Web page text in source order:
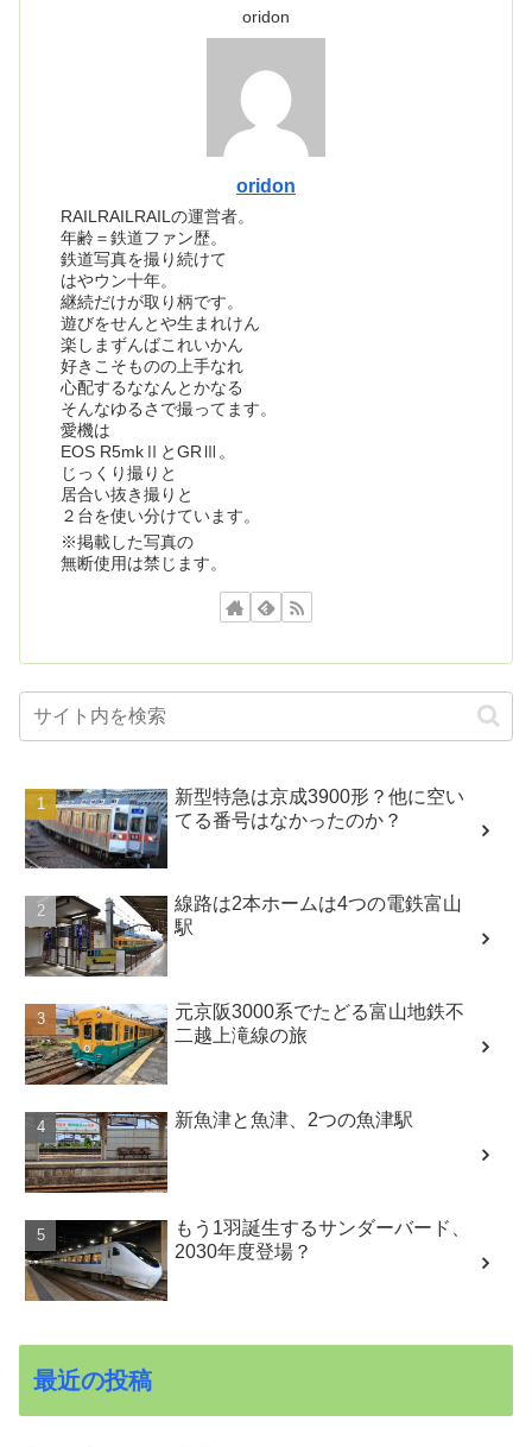
oridon
oridon
RAILRAILRAILの運営者。
年齢＝鉄道ファン歴。
鉄道写真を撮り続けて
はやウン十年。
継続だけが取り柄です。
遊びをせんとや生まれけん
楽しまずんばこれいかん
好きこそものの上手なれ
心配するななんとかなる
そんなゆるさで撮ってます。
愛機は
EOS R5mkⅡとGRⅢ。
じっくり撮りと
居合い抜き撮りと
２台を使い分けています。
※掲載した写真の
無断使用は禁じます。
新型特急は京成3900形？他に空い
てる番号はなかったのか？
線路は2本ホームは4つの電鉄富山
駅
元京阪3000系でたどる富山地鉄不
二越上滝線の旅
新魚津と魚津、2つの魚津駅
もう1羽誕生するサンダーバード、
2030年度登場？
最近の投稿